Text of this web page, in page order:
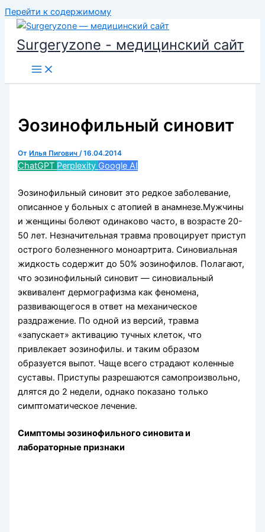
Перейти к содержимому
Surgeryzone - медицинский сайт
Эозинофильный синовит
От Илья Пигович/16.04.2014
ChatGPT Perplexity Google AI
Эозинофильный синовит это редкое заболевание,
описанное у больных с атопией в анамнезе.Мужчины
и женщины болеют одинаково часто, в возрасте 20-
50 лет. Незначительная травма провоцирует приступ
острого болезненного моноартри­та. Синовиальная
жидкость содержит до 50% эозинофилов. Полагают,
что эози­нофильный синовит — синовиальный
эквивалент дермографизма как феномена,
развивающегося в ответ на механическое
раздражение. По одной из версий, травма
«запускает» активацию тучных клеток, что
привлекает эозинофилы. и таким образом
образуется выпот. Чаще всего страдают коленные
суставы. Приступы разрешаются самопроизвольно,
длятся до 2 недели, однако показано толь­ко
симптоматическое лечение.
Симптомы эозинофильного синовита и
лабораторные признаки